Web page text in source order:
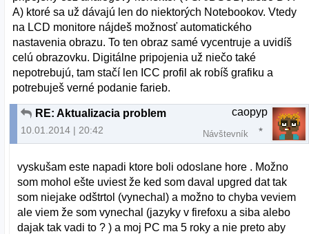
A) ktoré sa už dávajú len do niektorých Notebookov. Vtedy
na LCD monitore nájdeš možnosť automatického
nastavenia obrazu. To ten obraz samé vycentruje a uvidíš
celú obrazovku. Digitálne pripojenia už niečo také
nepotrebujú, tam stačí len ICC profil ak robíš grafiku a
potrebuješ verné podanie farieb.
RE: Aktualizacia problem
10.01.2014 | 20:42
caopyp
Návštevník
vyskušam este napadi ktore boli odoslane hore . Možno
som mohol ešte uviest že ked som daval upgred dat tak
som niejake odštrtol (vynechal) a možno to chyba veviem
ale viem že som vynechal (jazyky v firefoxu a siba alebo
dajak tak vadi to ? ) a moj PC ma 5 roky a nie preto aby